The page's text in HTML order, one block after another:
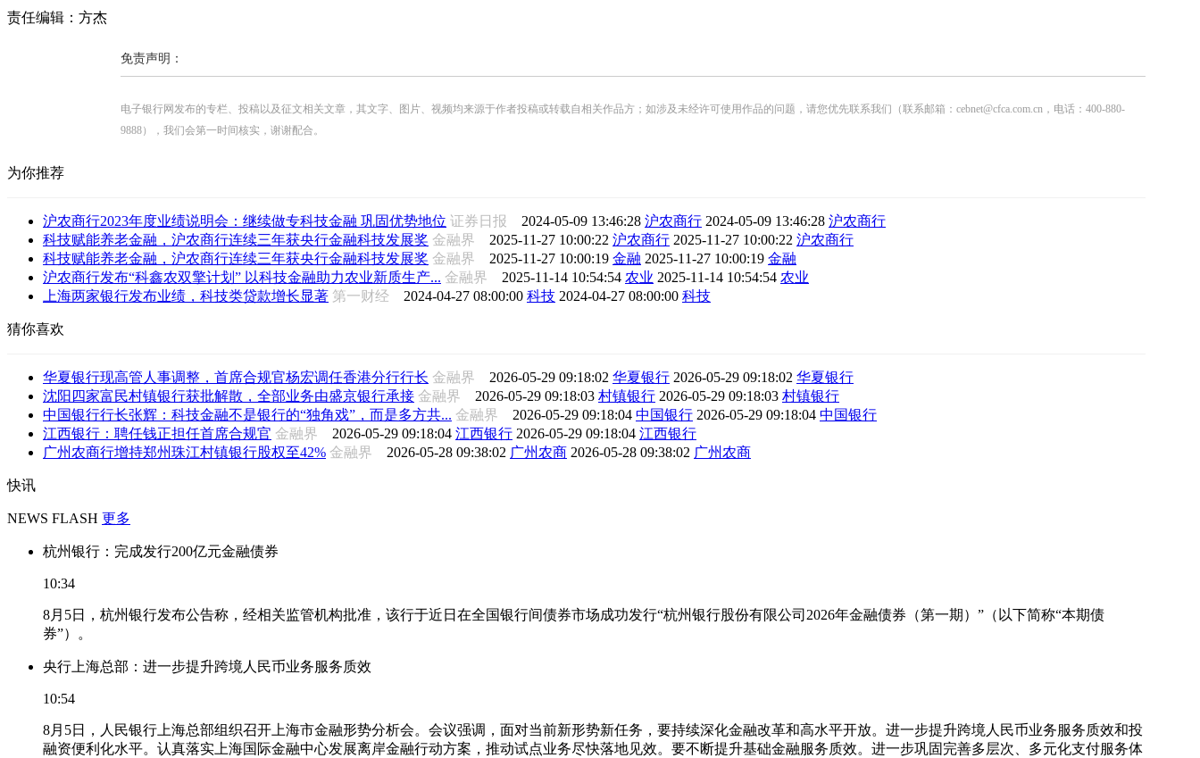
责任编辑：方杰
免责声明：
电子银行网发布的专栏、投稿以及征文相关文章，其文字、图片、视频均来源于作者投稿或转载自相关作品方；如涉及未经许可使用作品的问题，请您优先联系我们（联系邮箱：cebnet@cfca.com.cn，电话：400-880-
9888），我们会第一时间核实，谢谢配合。
为你推荐
沪农商行2023年度业绩说明会：继续做专科技金融 巩固优势地位 证券日报 2024-05-09 13:46:28 沪农商行 2024-05-09 13:46:28 沪农商行
科技赋能养老金融，沪农商行连续三年获央行金融科技发展奖 金融界 2025-11-27 10:00:22 沪农商行 2025-11-27 10:00:22 沪农商行
科技赋能养老金融，沪农商行连续三年获央行金融科技发展奖 金融界 2025-11-27 10:00:19 金融 2025-11-27 10:00:19 金融
沪农商行发布“科鑫农双擎计划” 以科技金融助力农业新质生产... 金融界 2025-11-14 10:54:54 农业 2025-11-14 10:54:54 农业
上海两家银行发布业绩，科技类贷款增长显著 第一财经 2024-04-27 08:00:00 科技 2024-04-27 08:00:00 科技
猜你喜欢
华夏银行现高管人事调整，首席合规官杨宏调任香港分行行长 金融界 2026-05-29 09:18:02 华夏银行 2026-05-29 09:18:02 华夏银行
沈阳四家富民村镇银行获批解散，全部业务由盛京银行承接 金融界 2026-05-29 09:18:03 村镇银行 2026-05-29 09:18:03 村镇银行
中国银行行长张辉：科技金融不是银行的“独角戏”，而是多方共... 金融界 2026-05-29 09:18:04 中国银行 2026-05-29 09:18:04 中国银行
江西银行：聘任钱正担任首席合规官 金融界 2026-05-29 09:18:04 江西银行 2026-05-29 09:18:04 江西银行
广州农商行增持郑州珠江村镇银行股权至42% 金融界 2026-05-28 09:38:02 广州农商 2026-05-28 09:38:02 广州农商
快讯
NEWS FLASH 更多
杭州银行：完成发行200亿元金融债券
10:34
8月5日，杭州银行发布公告称，经相关监管机构批准，该行于近日在全国银行间债券市场成功发行“杭州银行股份有限公司2026年金融债券（第一期）”（以下简称“本期债
券”）。
央行上海总部：进一步提升跨境人民币业务服务质效
10:54
8月5日，人民银行上海总部组织召开上海市金融形势分析会。会议强调，面对当前新形势新任务，要持续深化金融改革和高水平开放。进一步提升跨境人民币业务服务质效和投
融资便利化水平。认真落实上海国际金融中心发展离岸金融行动方案，推动试点业务尽快落地见效。要不断提升基础金融服务质效。进一步巩固完善多层次、多元化支付服务体